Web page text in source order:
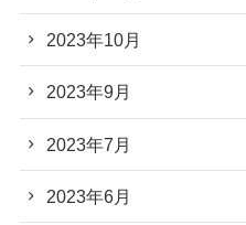
2023年10月
2023年9月
2023年7月
2023年6月